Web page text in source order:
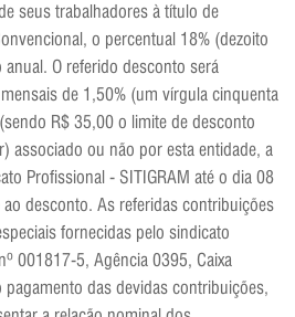
seus trabalhadores à título de
o percentual 18% (dezoito
O referido desconto será
de 1,50% (um vírgula cinquenta
R$ 35,00 o limite de desconto
associado ou não por esta entidade, a
Profissional - SITIGRAM até o dia 08
desconto. As referidas contribuições
fornecidas pelo sindicato
001817-5, Agência 0395, Caixa
pagamento das devidas contribuições,